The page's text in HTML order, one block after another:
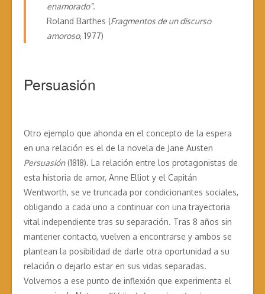
enamorado”.
Roland Barthes (Fragmentos de un discurso
amoroso, 1977)
Persuasión
Otro ejemplo que ahonda en el concepto de la espera
en una relación es el de la novela de Jane Austen
Persuasión(1818). La relación entre los protagonistas de
esta historia de amor, Anne Elliot y el Capitán
Wentworth, se ve truncada por condicionantes sociales,
obligando a cada uno a continuar con una trayectoria
vital independiente tras su separación. Tras 8 años sin
mantener contacto, vuelven a encontrarse y ambos se
plantean la posibilidad de darle otra oportunidad a su
relación o dejarlo estar en sus vidas separadas.
Volvemos a ese punto de inflexión que experimenta el